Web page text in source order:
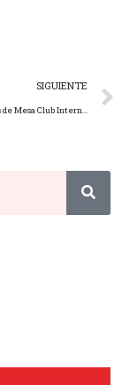
SIGUIENTE
Video: II Copa Tenis de Mesa Club Internacional Arequipa Grand Prix 2024